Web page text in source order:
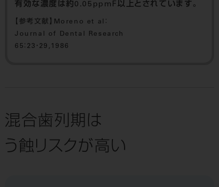
有効な濃度は約0.05ppmF以上とされています。
【参考文献】Moreno et al：
Journal of Dental Research
65：23・29,1986
混合歯列期は
う蝕リスクが高い